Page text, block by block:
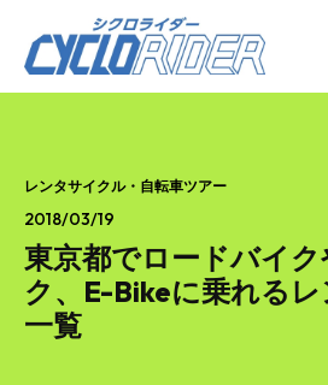
レンタサイクル・自転車ツアー
2018/03/19
東京都でロードバイ
ク、E-Bikeに乗れる
一覧